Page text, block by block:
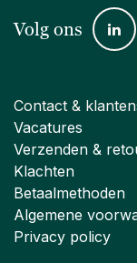
Volg ons
Contact &
Vacatures
Verzenden &
Klachten
Betaalmethoden
Algemene
Privacy policy